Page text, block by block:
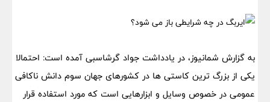
به گزارش شمانیوز، در یادداشت جواد گرشاسبی آمده است: احتمالا
یکی از بزرگ ترین کاستی ها در کشورهای جهان سوم دانش ناکافی
عمومی در خصوص وسایل و ابزارهایی است که مورد استفاده قرار